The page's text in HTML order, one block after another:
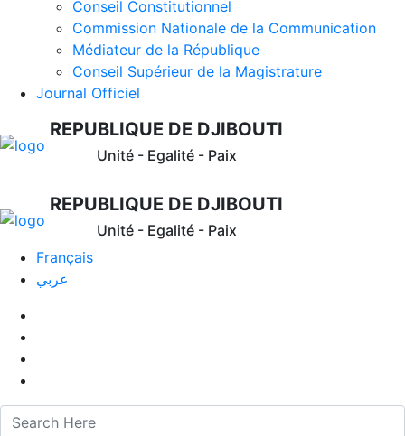
Conseil Constitutionnel
Commission Nationale de la Communication
Médiateur de la République
Conseil Supérieur de la Magistrature
Journal Officiel
REPUBLIQUE DE DJIBOUTI
Unité - Egalité - Paix
REPUBLIQUE DE DJIBOUTI
Unité - Egalité - Paix
Français
عربي